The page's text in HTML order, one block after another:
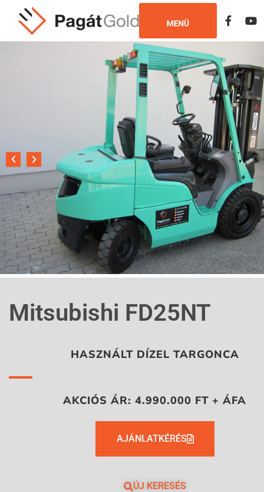
Mitsubishi FD25NT
HASZNÁLT DÍZEL TARGONCA
AKCIÓS ÁR: 4.990.000 FT + ÁFA
AJÁNLATKÉRÉS
ÚJ KERESÉS